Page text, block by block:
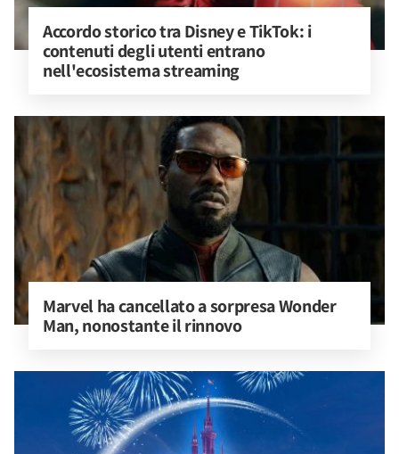
Accordo storico tra Disney e TikTok: i
contenuti degli utenti entrano
nell'ecosistema streaming
Marvel ha cancellato a sorpresa Wonder
Man, nonostante il rinnovo